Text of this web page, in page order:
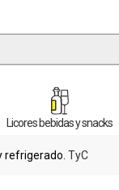
Licores bebidas y snacks
refrigerado. TyC